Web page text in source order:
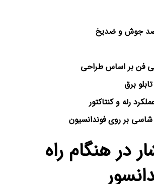
ضد جوش و ضدیخ
فن بر اساس طراحی
برق
رله و کنتاکتور
شاسی بر روی فوندانسیون
در هنگام راه